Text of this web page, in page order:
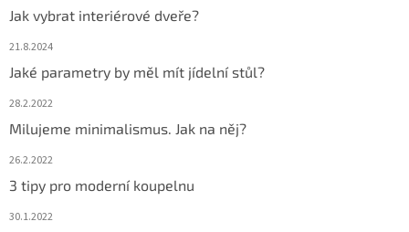
Jak vybrat interiérové dveře?
21.8.2024
Jaké parametry by měl mít jídelní stůl?
28.2.2022
Milujeme minimalismus. Jak na něj?
26.2.2022
3 tipy pro moderní koupelnu
30.1.2022